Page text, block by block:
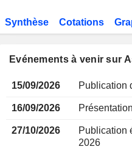
Synthèse Cotations
Evénements à venir sur
15/09/2026 Publication
16/09/2026
27/10/2026
Publication
2026